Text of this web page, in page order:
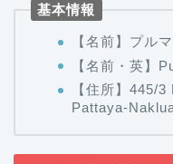
基本情報
【名前】プル
【名前・英】
【住所】445/
Pattaya-